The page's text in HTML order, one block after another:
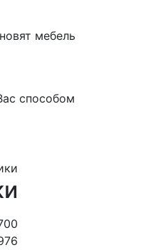
мебель
способом